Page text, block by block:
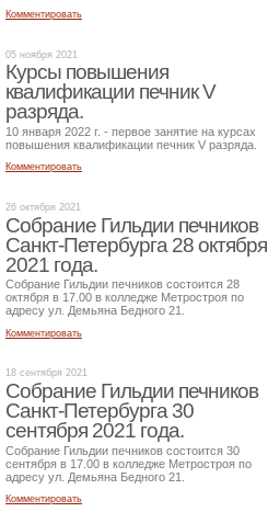
Комментировать
05 ноября 2021
Курсы повышения
квалификации печник V
разряда.
10 января 2022 г. - первое занятие на курсах
повышения квалификации печник V разряда.
Комментировать
26 октября 2021
Собрание Гильдии печников
Санкт-Петербурга 28 октября
2021 года.
Собрание Гильдии печников состоится 28
октября в 17.00 в колледже Метростроя по
адресу ул. Демьяна Бедного 21.
Комментировать
18 сентября 2021
Собрание Гильдии печников
Санкт-Петербурга 30
сентября 2021 года.
Собрание Гильдии печников состоится 30
сентября в 17.00 в колледже Метростроя по
адресу ул. Демьяна Бедного 21.
Комментировать